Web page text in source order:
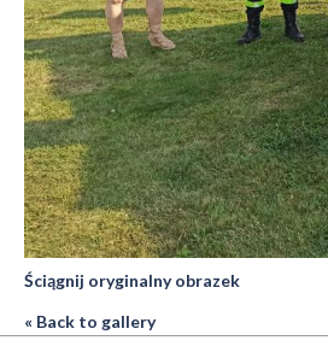
Ściągnij oryginalny obrazek
« Back to gallery